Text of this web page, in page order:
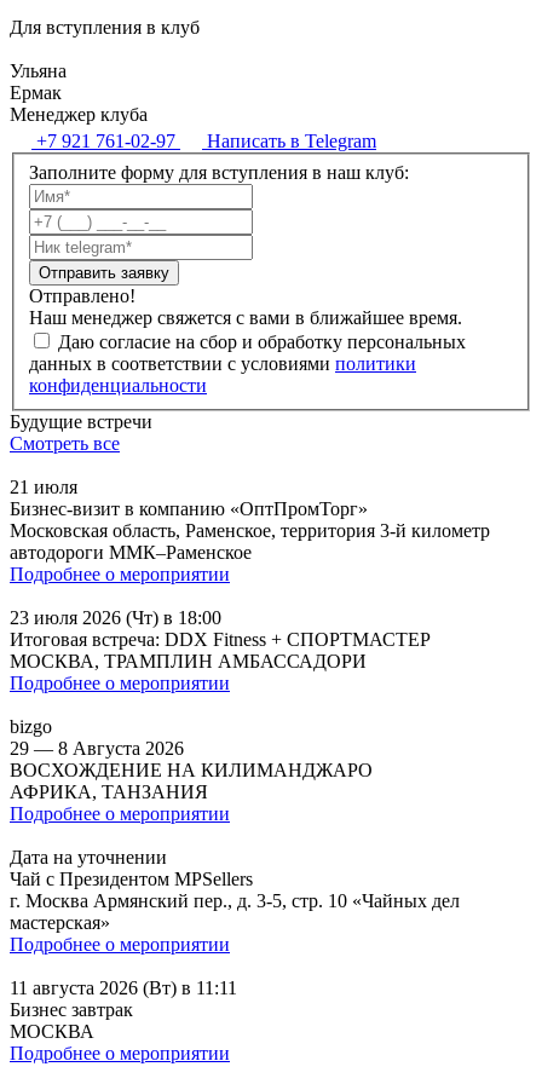
Для вступления в клуб
Ульяна
Ермак
Менеджер клуба
+7 921 761-02-97
Написать в Telegram
Заполните форму для вступления в наш клуб:
Отправить заявку
Отправлено!
Наш менеджер свяжется с вами в ближайшее время.
Даю согласие на сбор и обработку персональных
данных в соответствии с условиями политики
конфиденциальности
Будущие встречи
Смотреть все
21 июля
Бизнес-визит в компанию «ОптПромТорг»
Московская область, Раменское, территория 3-й километр
автодороги ММК–Раменское
Подробнее о мероприятии
23 июля 2026 (Чт) в 18:00
Итоговая встреча: DDX Fitness + СПОРТМАСТЕР
МОСКВА, ТРАМПЛИН АМБАССАДОРИ
Подробнее о мероприятии
bizgo
29 — 8 Августа 2026
ВОСХОЖДЕНИЕ НА КИЛИМАНДЖАРО
АФРИКА, ТАНЗАНИЯ
Подробнее о мероприятии
Дата на уточнении
Чай с Президентом MPSellers
г. Москва Армянский пер., д. 3-5, стр. 10 «Чайных дел
мастерская»
Подробнее о мероприятии
11 августа 2026 (Вт) в 11:11
Бизнес завтрак
МОСКВА
Подробнее о мероприятии